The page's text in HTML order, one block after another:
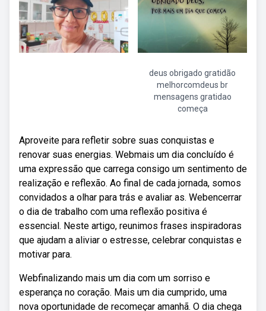
deus obrigado gratidão
melhorcomdeus br
mensagens gratidao
começa
Aproveite para refletir sobre suas conquistas e
renovar suas energias. Webmais um dia concluído é
uma expressão que carrega consigo um sentimento de
realização e reflexão. Ao final de cada jornada, somos
convidados a olhar para trás e avaliar as. Webencerrar
o dia de trabalho com uma reflexão positiva é
essencial. Neste artigo, reunimos frases inspiradoras
que ajudam a aliviar o estresse, celebrar conquistas e
motivar para.
Webfinalizando mais um dia com um sorriso e
esperança no coração. Mais um dia cumprido, uma
nova oportunidade de recomeçar amanhã. O dia chega